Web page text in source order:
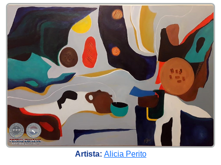
Artista: Alicia Perito